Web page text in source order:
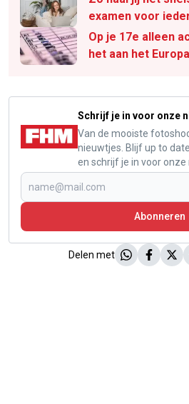
examen voor
Op je 17e alleen
het aan het
Schrijf je in voor onze
Van de mooiste
nieuwtjes. Blijf up to
en schrijf je in voor onze
Abonneren
Delen met